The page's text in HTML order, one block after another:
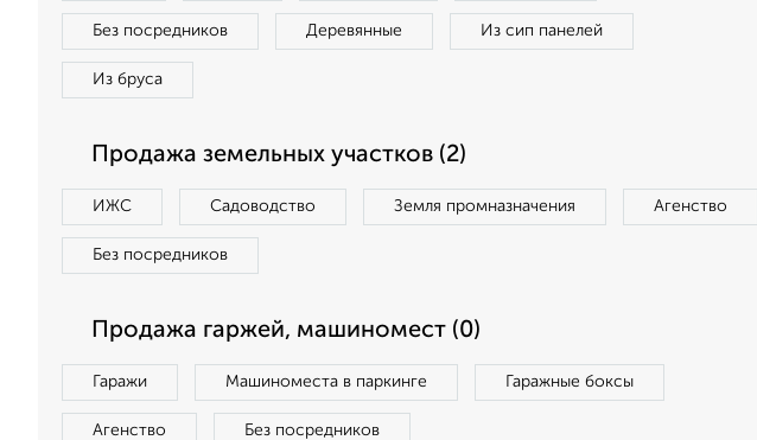
Без посредников Деревянные Из сип панелей
Из бруса
Продажа земельных участков (2)
ИЖС Садоводство Земля промназначения Агенство
Без посредников
Продажа гаржей, машиномест (0)
Гаражи Машиноместа в паркинге Гаражные боксы
Агенство Без посредников